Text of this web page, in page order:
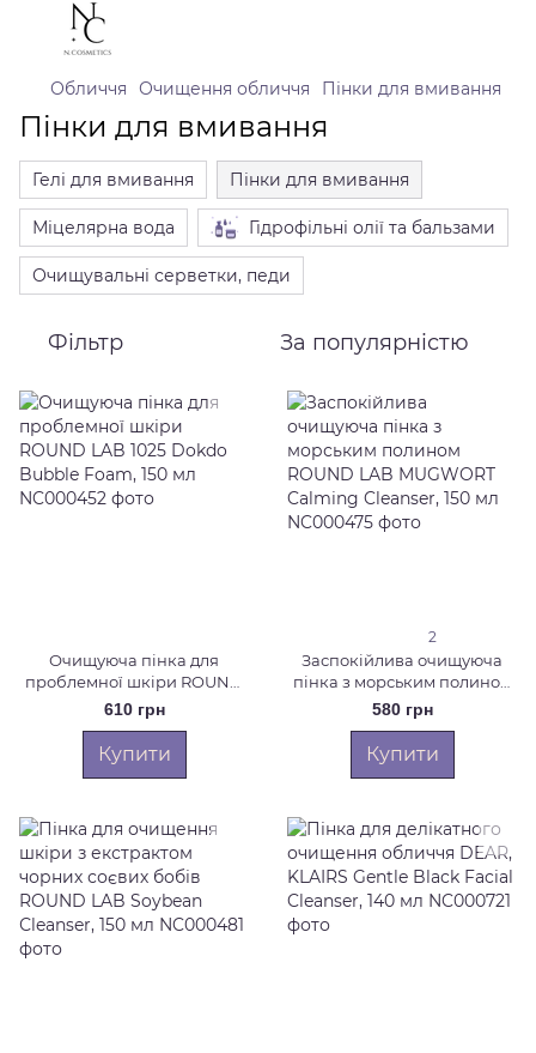
Обличчя Очищення обличчя Пінки для вмивання
Пінки для вмивання
Гелі для вмивання Пінки для вмивання
Міцелярна вода Гідрофільні олії та бальзами
Очищувальні серветки, педи
Фільтр За популярністю
Очищуюча пінка для
проблемної шкіри ROUND
LAB 1025 Dokdo Bubble
Foam, 150 мл
610 грн
Купити
2
Заспокійлива очищуюча
пінка з морським полином
ROUND LAB MUGWORT
Calming Cleanser, 150 мл
580 грн
Купити